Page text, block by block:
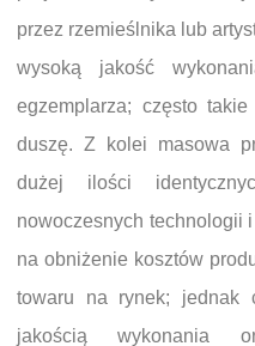
przez rzemieślnika lub
wysoką jakość
egzemplarza; często
duszę. Z kolei masowa
dużej ilości
nowoczesnych technologii
na obniżenie kosztów
towaru na rynek;
jakością wykonania